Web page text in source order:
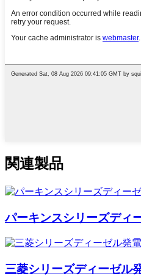
関連製品
パーキンスシリーズディ
三菱シリーズディーゼル